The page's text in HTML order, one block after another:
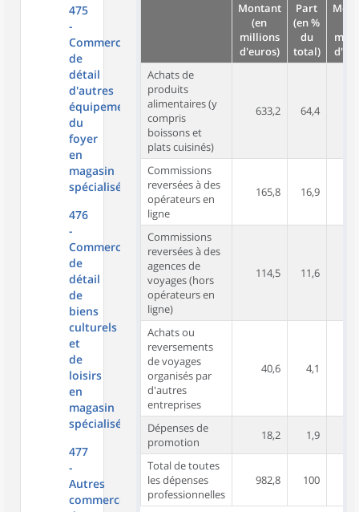
475
-
Commerce
de
détail
d'autres
équipements
du
foyer
en
magasin
spécialisé
476
-
Commerce
de
détail
de
biens
culturels
et
de
loisirs
en
magasin
spécialisé
477
-
Autres
commerces
Montant
(en
millions
d'euros)
Part
(en %
du
total)
Achats de
produits
alimentaires (y
compris
boissons et
plats cuisinés)
633,2 64,4
Commissions
reversées à des
opérateurs en
ligne
165,8 16,9
Commissions
reversées à des
agences de
voyages (hors
opérateurs en
ligne)
114,5 11,6
Achats ou
reversements
de voyages
organisés par
d'autres
entreprises
40,6 4,1
Dépenses de
promotion
18,2 1,9
Total de toutes
les dépenses
professionnelles
982,8 100